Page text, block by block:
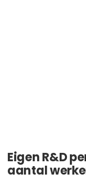
Eigen R&D
aantal